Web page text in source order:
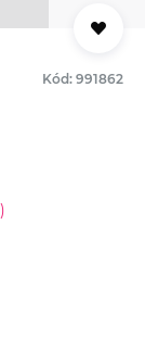
Kód: 991862